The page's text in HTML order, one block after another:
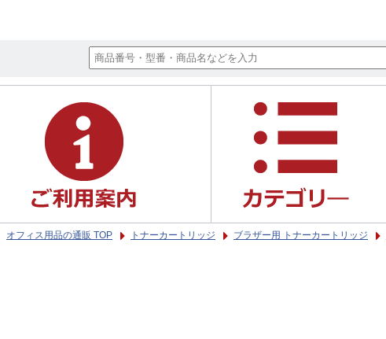
オフィス用品の通販 TOP トナーカートリッジ ブラザー用 トナーカートリッジ